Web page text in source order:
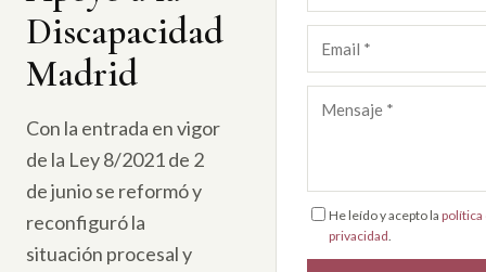
Discapacidad
Madrid
Con la entrada en vigor
de la Ley 8/2021 de 2
de junio se reformó y
reconfiguró la
situación procesal y
He leído y acepto la política
privacidad.